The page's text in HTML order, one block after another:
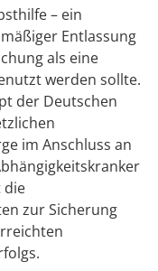
– ein
Entlassung
als eine
werden sollte.
der Deutschen
im Anschluss an
die
zur Sicherung